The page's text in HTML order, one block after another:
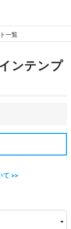
一覧
ンテンプ
て >>